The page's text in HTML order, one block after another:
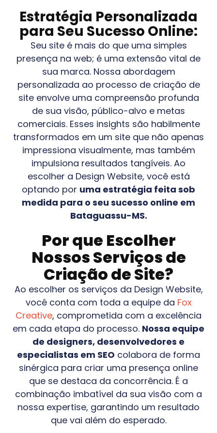
Estratégia Personalizada
para Seu Sucesso Online:
Seu site é mais do que uma simples
presença na web; é uma extensão vital de
sua marca. Nossa abordagem
personalizada ao processo de criação de
site envolve uma compreensão profunda
de sua visão, público-alvo e metas
comerciais. Esses insights são habilmente
transformados em um site que não apenas
impressiona visualmente, mas também
impulsiona resultados tangíveis. Ao
escolher a Design Website, você está
optando por uma estratégia feita sob
medida para o seu sucesso online em
Bataguassu-MS.
Por que Escolher
Nossos Serviços de
Criação de Site?
Ao escolher os serviços da Design Website,
você conta com toda a equipe da Fox
Creative, comprometida com a excelência
em cada etapa do processo. Nossa equipe
de designers, desenvolvedores e
especialistas em SEO colabora de forma
sinérgica para criar uma presença online
que se destaca da concorrência. É a
combinação imbatível da sua visão com a
nossa expertise, garantindo um resultado
que vai além do esperado.